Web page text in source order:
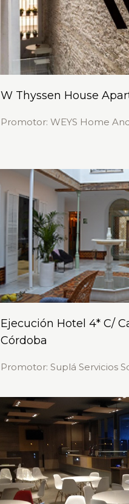
W Thyssen House
Promotor: WEYS Home
Ejecución Hotel 4* C/
Córdoba
Promotor: Suplá Servicios